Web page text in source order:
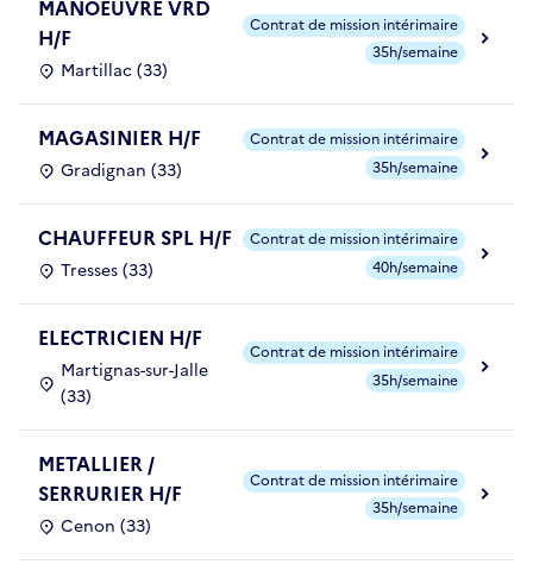
MANOEUVRE VRD
H/F
Martillac (33)
Contrat de mission intérimaire
35h/semaine
MAGASINIER H/F
Gradignan (33)
Contrat de mission intérimaire
35h/semaine
CHAUFFEUR SPL H/F
Tresses (33)
Contrat de mission intérimaire
40h/semaine
ELECTRICIEN H/F
Martignas-sur-Jalle
(33)
Contrat de mission intérimaire
35h/semaine
METALLIER /
SERRURIER H/F
Cenon (33)
Contrat de mission intérimaire
35h/semaine